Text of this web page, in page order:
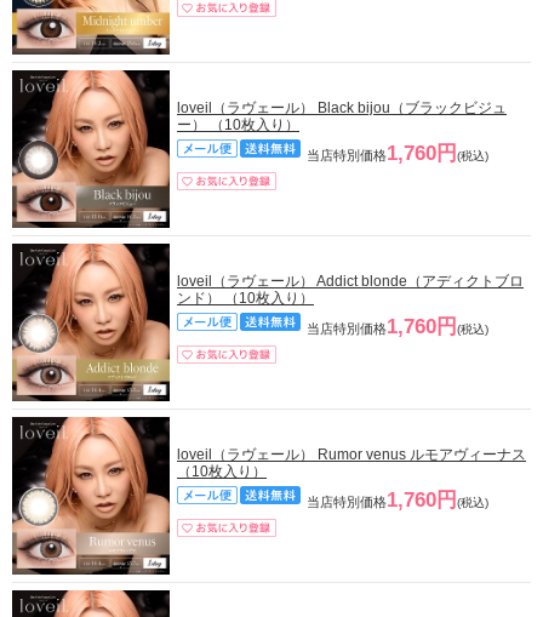
loveil（ラヴェール） Black bijou（ブラックビジュ
ー） （10枚入り）
当店特別価格1,760円 (税込)
loveil（ラヴェール） Addict blonde（アディクトブロ
ンド） （10枚入り）
当店特別価格1,760円 (税込)
loveil（ラヴェール） Rumor venus ルモアヴィーナス
（10枚入り）
当店特別価格1,760円 (税込)